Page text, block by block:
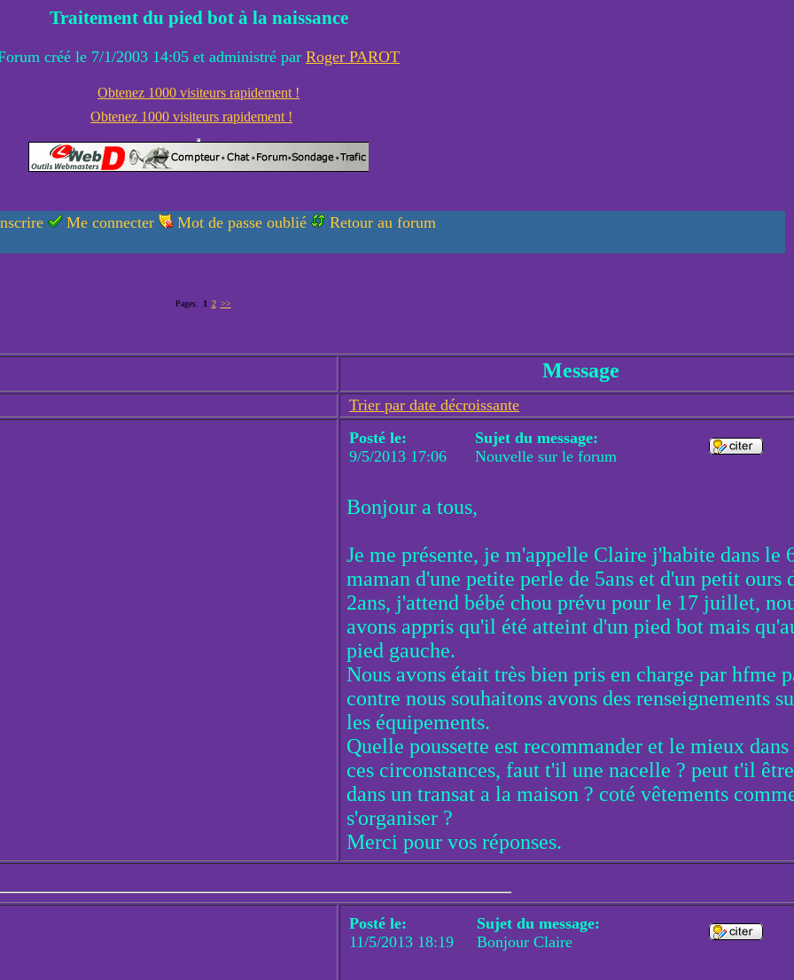
Traitement du pied bot à la naissance
créé le 7/1/2003 14:05 et administré par Roger PAROT
Obtenez 1000 visiteurs rapidement !
Obtenez 1000 visiteurs rapidement !
Me connecter Mot de passe oublié Retour au forum
Pages: 1 2 >>
Message
Trier par date décroissante
Posté le:
9/5/2013 17:06
Sujet du message:
Nouvelle sur le forum
Bonjour a tous,
Je me présente, je m'appelle Claire j'habite dans le
maman d'une petite perle de 5ans et d'un petit ours
2ans, j'attend bébé chou prévu pour le 17 juillet,
avons appris qu'il été atteint d'un pied bot mais
pied gauche.
Nous avons était très bien pris en charge par hfme
contre nous souhaitons avons des renseignements
les équipements.
Quelle poussette est recommander et le mieux dans
ces circonstances, faut t'il une nacelle ? peut t'il être
dans un transat a la maison ? coté vêtements
s'organiser ?
Merci pour vos réponses.
Posté le:
11/5/2013 18:19
Sujet du message:
Bonjour Claire